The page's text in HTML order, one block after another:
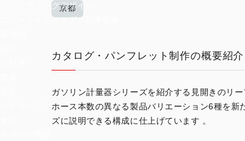
ブランディングデザイン
コピーライティング・記事制作
京都
カタログ・パンフレット制作の概要紹介
ガソリン計量器シリーズを紹介する見開きのリ
ホース本数の異なる製品バリエーション6種を
ズに説明できる構成に仕上げています 。